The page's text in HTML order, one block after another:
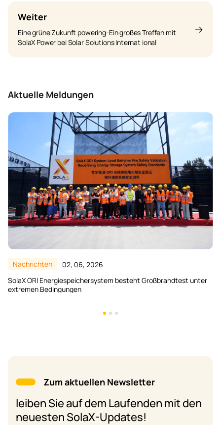
Weiter
Eine grüne Zukunft powering-Ein großes Treffen mit
SolaX Power bei Solar Solutions Internat ional
Aktuelle Meldungen
Nachrichten
10, 02, 2026
Validierung der Systemsicherheit durch Extremtests
Zum aktuellen Newsletter
leiben Sie auf dem Laufenden mit den
neuesten SolaX-Updates!